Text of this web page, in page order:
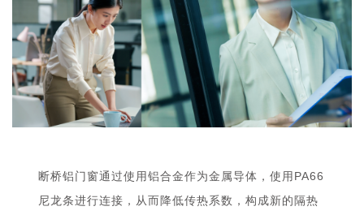
断桥铝门窗通过使用铝合金作为金属导体，使用PA66
尼龙条进行连接，从而降低传热系数，构成新的隔热